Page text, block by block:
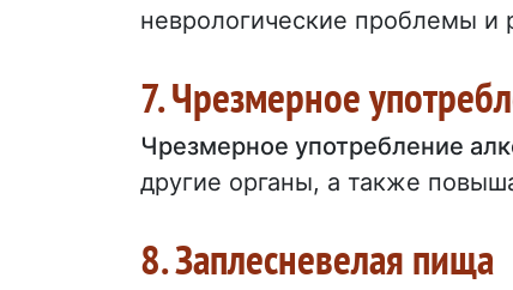
неврологические проблемы и
7. Чрезмерное
Чрезмерное употребление
другие органы, а также
8. Заплесневелая пища